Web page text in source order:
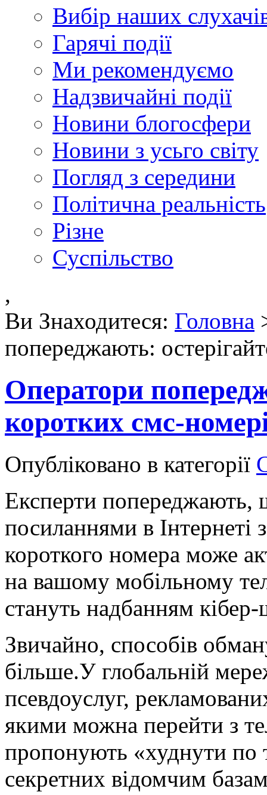
Вибір наших
Гарячі події
Ми рекомендуємо
Надзвичайні події
Новини блогосфери
Новини з усьго світу
Погляд з середини
Політична реальність
Різне
Суспільство
,
Ви Знаходитеся: Головна
попереджають:
Оператори
коротких смс-
Опубліковано в категорії
Експерти попереджають,
посиланнями в
короткого номера може
на вашому мобільному
стануть надбанням кібер-
Звичайно, способів
більше.У глобальній
псевдоуслуг,
якими можна перейти з
пропонують «худнути по
секретних відомчим